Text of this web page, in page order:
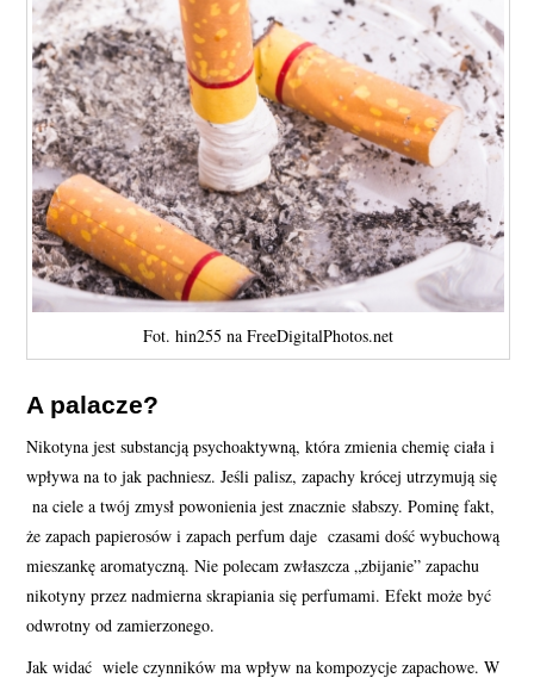
Fot. hin255 na FreeDigitalPhotos.net
A palacze?
Nikotyna jest substancją psychoaktywną, która zmienia chemię ciała i
wpływa na to jak pachniesz. Jeśli palisz, zapachy krócej utrzymują się
na ciele a twój zmysł powonienia jest znacznie słabszy. Pominę fakt,
że zapach papierosów i zapach perfum daje czasami dość wybuchową
mieszankę aromatyczną. Nie polecam zwłaszcza „zbijanie” zapachu
nikotyny przez nadmierna skrapiania się perfumami. Efekt może być
odwrotny od zamierzonego.
Jak widać wiele czynników ma wpływ na kompozycje zapachowe. W